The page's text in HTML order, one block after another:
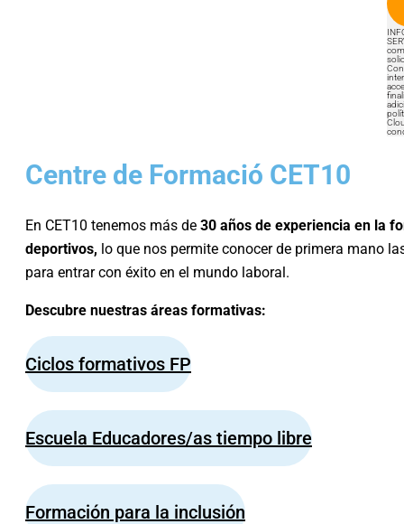
Centre de Formació CET10
En CET10 tenemos más de 30 años de experiencia en la
deportivos, lo que nos permite conocer de primera mano
para entrar con éxito en el mundo laboral.
Descubre nuestras áreas formativas:
Ciclos formativos FP
Escuela Educadores/as tiempo libre
Formación para la inclusión